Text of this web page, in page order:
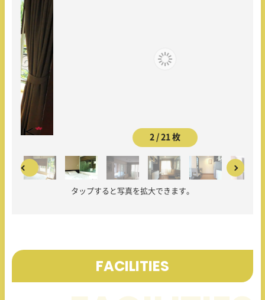
2 / 21 枚
タップすると写真を拡大できます。
FACILITIES